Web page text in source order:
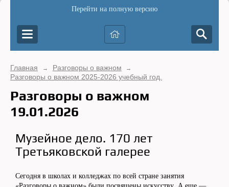
Перейти на полную версию
Главная → Разговоры о важном →
Разговоры о важном 2025-2026 учебный год.
Разговоры о важном
19.01.2026
Музейное дело. 170 лет
Третьяковской галерее
Сегодня в школах и колледжах по всей стране занятия